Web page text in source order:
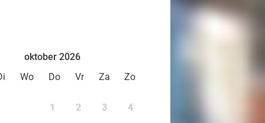
oktober 2026
Wo Do Vr Za Zo
1 2 3 4